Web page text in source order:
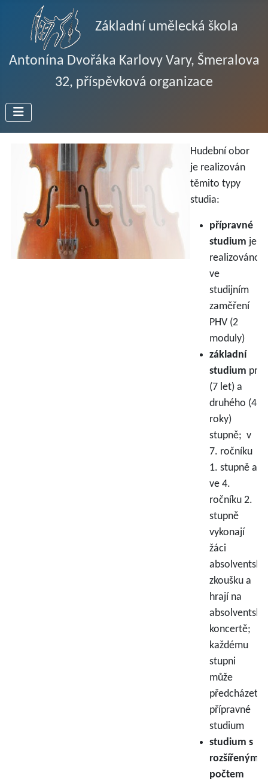
Základní umělecká škola
Antonína Dvořáka Karlovy Vary, Šmeralova
32, příspěvková organizace
Hudební obor
je realizován
těmito typy
studia:
přípravné
studium je
realizováno
ve
studijním
zaměření
PHV (2
moduly)
základní
studium
(7 let) a
druhého (4
roky)
stupně; v
7. ročníku
1. stupně a
ve 4.
ročníku 2.
stupně
vykonají
žáci
zkoušku a
hrají na
koncertě;
každému
stupni
může
předcházet
přípravné
studium
studium s
rozšířeným
počtem